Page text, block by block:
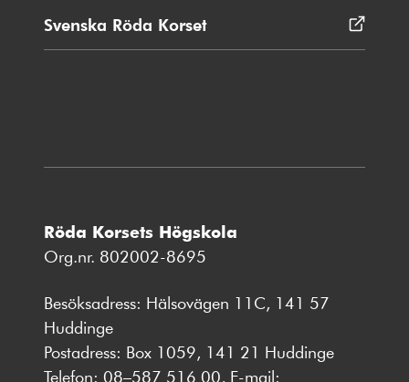
Svenska Röda Korset
i
Röda Korsets Högskola
Org.nr. 802002-8695
Besöksadress: Hälsovägen 11C, 141 57
Huddinge
Postadress: Box 1059, 141 21 Huddinge
Telefon: 08–587 516 00, E-mail: